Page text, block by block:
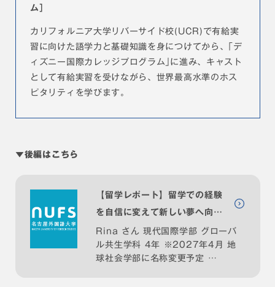
ム］
カリフォルニア大学リバーサイド校(UCR)で有給実
習に向けた語学力と基礎知識を身につけてから、｢デ
ィズニー国際カレッジプログラム｣に進み、キャスト
として有給実習を受けながら、世界最高水準のホス
ピタリティを学びます。
▼後編はこちら
【留学レポート】留学での経験
を自信に変えて新しい夢へ向か
って進む｜名古屋外大を"読む・
知る・深める" NUFS
JOURNAL
Rina さん 現代国際学部 グローバ
ル共生学科 4年 ※2027年4月 地
球社会学部に名称変更予定 …